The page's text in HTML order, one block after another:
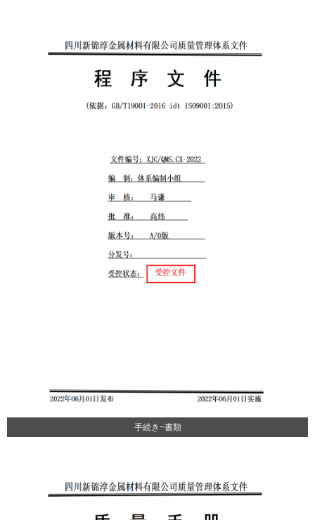
手続き-書類